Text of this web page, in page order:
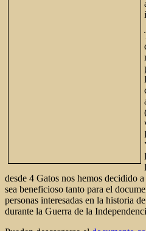
desde 4 Gatos nos hemos decidido
sea beneficioso tanto para el
personas interesadas en la historia
durante la Guerra de la